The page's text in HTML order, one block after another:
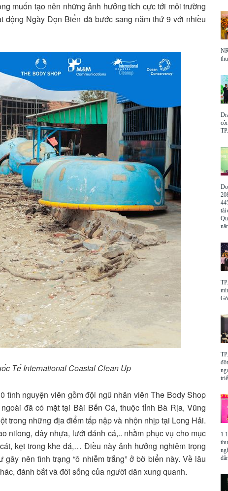
muốn tạo nên những ảnh hưởng tích cực tới môi trường
động Ngày Dọn Biển đã bước sang năm thứ 9 với nhiều
Tế International Coastal Clean Up
tình nguyện viên gồm đội ngũ nhân viên The Body Shop
đã có mặt tại Bãi Bến Cá, thuộc tỉnh Bà Rịa, Vũng
trong những địa điểm tấp nập và nhộn nhịp tại Long Hải.
nilong, dây nhựa, lưới đánh cá,.. nhằm phục vụ cho mục
kẹt trong khe đá,… Điều này ảnh hưởng nghiêm trọng
nên tình trạng “ô nhiễm trắng” ở bờ biển này. Về lâu
đánh bắt và đời sống của người dân xung quanh.
tài